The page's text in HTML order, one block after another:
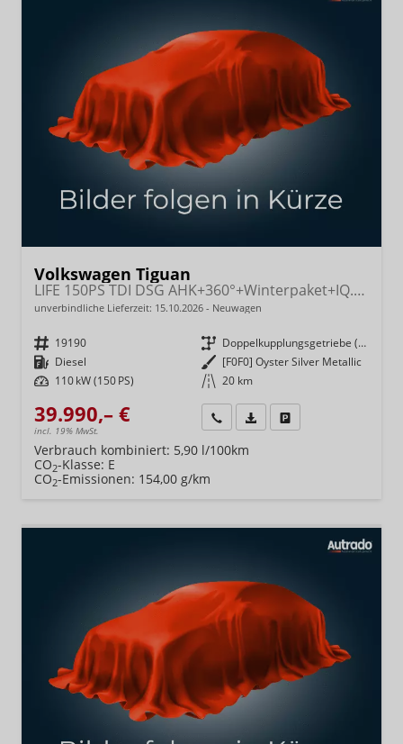
Volkswagen Tiguan
LIFE 150PS TDI DSG AHK+360°+Winterpaket+IQ.Drive+Alarm+ACC+App-Connect
unverbindliche Lieferzeit: 15.10.2026 Neuwagen
Fahrzeugnr. 19190 Getriebe
Doppelkupplungsgetriebe (DSG)
Kraftstoff Diesel Außenfarbe [F0F0] Oyster Silver Metallic
Leistung 110 kW (150 PS) Kilometerstand 20 km
39.990,– €
incl. 19% MwSt.
Wir rufen Sie anFahrzeugexposé (PDF)
Verbrauch kombiniert: 5,90 l/100km
CO2-Klasse: E
CO2-Emissionen: 154,00 g/km